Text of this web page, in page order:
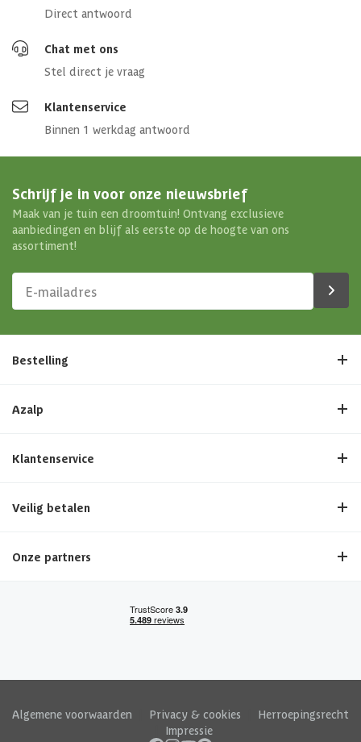
Direct antwoord
Chat met ons
Stel direct je vraag
Klantenservice
Binnen 1 werkdag antwoord
Schrijf je in voor onze nieuwsbrief
Maak van je tuin een droomtuin! Ontvang exclusieve
aanbiedingen en blijf als eerste op de hoogte van ons
assortiment!
Bestelling
Azalp
Klantenservice
Veilig betalen
Onze partners
Algemene voorwaarden Privacy & cookies
Herroepingsrecht
Impressie